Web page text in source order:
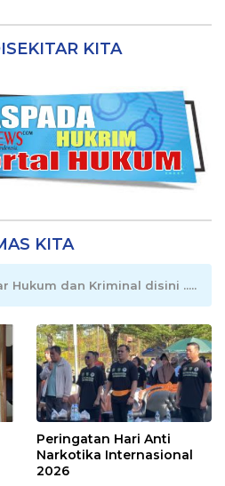
KITA
KITA
Hukum dan Kriminal disini .....
Peringatan Hari Anti
Narkotika Internasional
2026